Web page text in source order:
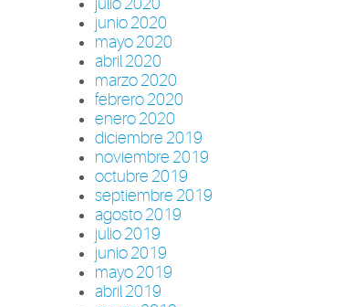
julio 2020
junio 2020
mayo 2020
abril 2020
marzo 2020
febrero 2020
enero 2020
diciembre 2019
noviembre 2019
octubre 2019
septiembre 2019
agosto 2019
julio 2019
junio 2019
mayo 2019
abril 2019